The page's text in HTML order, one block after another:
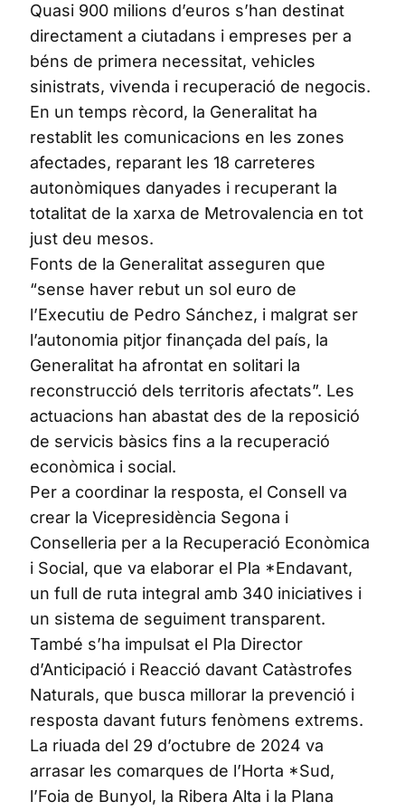
Quasi 900 milions d’euros s’han destinat
directament a ciutadans i empreses per a
béns de primera necessitat, vehicles
sinistrats, vivenda i recuperació de negocis.
En un temps rècord, la Generalitat ha
restablit les comunicacions en les zones
afectades, reparant les 18 carreteres
autonòmiques danyades i recuperant la
totalitat de la xarxa de Metrovalencia en tot
just deu mesos.
Fonts de la Generalitat asseguren que
“sense haver rebut un sol euro de
l’Executiu de Pedro Sánchez, i malgrat ser
l’autonomia pitjor finançada del país, la
Generalitat ha afrontat en solitari la
reconstrucció dels territoris afectats”. Les
actuacions han abastat des de la reposició
de servicis bàsics fins a la recuperació
econòmica i social.
Per a coordinar la resposta, el Consell va
crear la Vicepresidència Segona i
Conselleria per a la Recuperació Econòmica
i Social, que va elaborar el Pla *Endavant,
un full de ruta integral amb 340 iniciatives i
un sistema de seguiment transparent.
També s’ha impulsat el Pla Director
d’Anticipació i Reacció davant Catàstrofes
Naturals, que busca millorar la prevenció i
resposta davant futurs fenòmens extrems.
La riuada del 29 d’octubre de 2024 va
arrasar les comarques de l’Horta *Sud,
l’Foia de Bunyol, la Ribera Alta i la Plana